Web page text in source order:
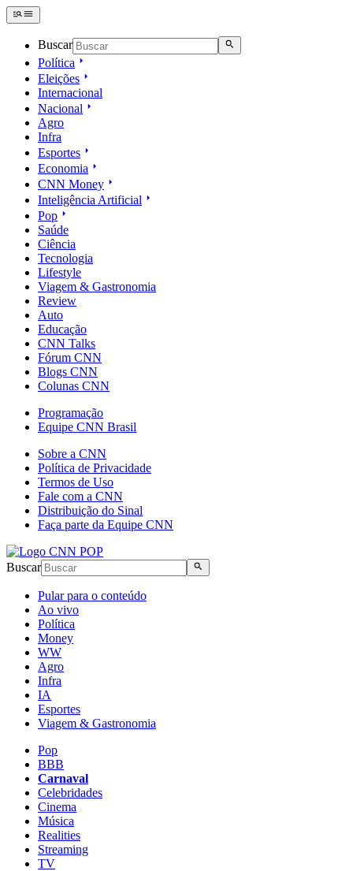
Buscar
Política
Eleições
Internacional
Nacional
Agro
Infra
Esportes
Economia
CNN Money
Inteligência Artificial
Pop
Saúde
Ciência
Tecnologia
Lifestyle
Viagem & Gastronomia
Review
Auto
Educação
CNN Talks
Fórum CNN
Blogs CNN
Colunas CNN
Programação
Equipe CNN Brasil
Sobre a CNN
Política de Privacidade
Termos de Uso
Fale com a CNN
Distribuição do Sinal
Faça parte da Equipe CNN
Buscar
Pular para o conteúdo
Ao vivo
Política
Money
WW
Agro
Infra
IA
Esportes
Viagem & Gastronomia
Pop
BBB
Carnaval
Celebridades
Cinema
Música
Realities
Streaming
TV